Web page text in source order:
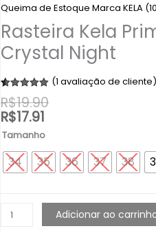
Queima de Estoque Marca KELA
Rasteira Kela
Crystal Night
Avaliado
como5.00
de 5, com
baseado
em
avaliação de
(1 avaliação de cliente)
R$19.90
R$17.91
Tamanho
34 35 36 37 38
Night
quantidade
Adicionar ao